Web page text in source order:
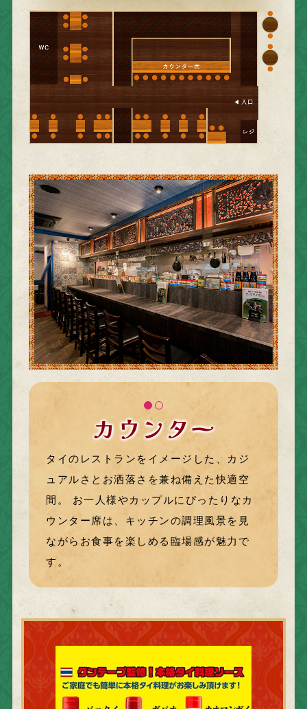
カウンター
タイのレストランをイメージした、カジ
ュアルさとお洒落さを兼ね備えた快適空
間。
お一人様やカップルにぴったりなカ
ウンター席は、キッチンの調理風景を見
ながらお食事を楽しめる臨場感が魅力で
す。
テーブル
ご家族や気の置けない友人と過ごす賑わ
いのひとときには、ゆったりと寛げるテ
ーブル席をご利用ください。2名様～4名
様用など、シーンに合ったお席へご案
内。テーブルを繋げることもできますの
で、大勢でお越しの際も安心です。